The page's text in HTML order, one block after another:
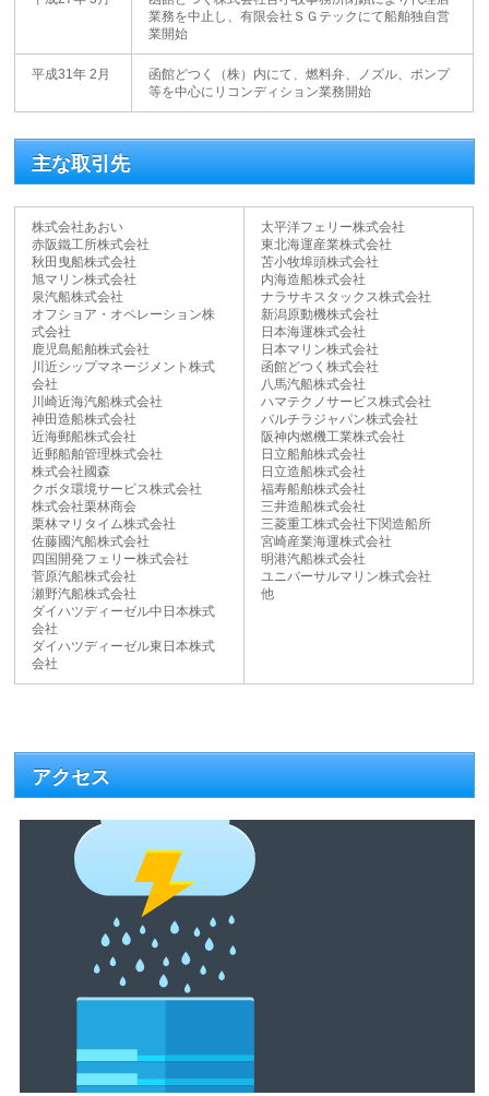
業務を中止し、有限会社ＳＧテックにて船舶独自営
業開始
平成31年 2月
函館どつく（株）内にて、燃料弁、ノズル、ポンプ
等を中心にリコンディション業務開始
主な取引先
株式会社あおい
赤阪鐵工所株式会社
秋田曳船株式会社
旭マリン株式会社
泉汽船株式会社
オフショア・オペレーション株
式会社
鹿児島船舶株式会社
川近シップマネージメント株式
会社
川崎近海汽船株式会社
神田造船株式会社
近海郵船株式会社
近郵船舶管理株式会社
株式会社國森
クボタ環境サービス株式会社
株式会社栗林商会
栗林マリタイム株式会社
佐藤國汽船株式会社
四国開発フェリー株式会社
菅原汽船株式会社
瀬野汽船株式会社
ダイハツディーゼル中日本株式
会社
ダイハツディーゼル東日本株式
会社
太平洋フェリー株式会社
東北海運産業株式会社
苫小牧埠頭株式会社
内海造船株式会社
ナラサキスタックス株式会社
新潟原動機株式会社
日本海運株式会社
日本マリン株式会社
函館どつく株式会社
八馬汽船株式会社
ハマテクノサービス株式会社
バルチラジャパン株式会社
阪神内燃機工業株式会社
日立船舶株式会社
日立造船株式会社
福寿船舶株式会社
三井造船株式会社
三菱重工株式会社下関造船所
宮崎産業海運株式会社
明港汽船株式会社
ユニバーサルマリン株式会社
他
アクセス